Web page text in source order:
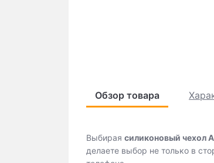
Обзор товара
Выбирая cиликоновый чехол
делаете выбор не только в